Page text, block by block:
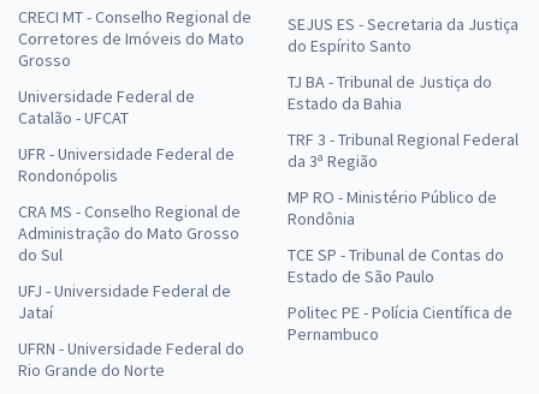
CRECI MT - Conselho Regional de
Corretores de Imóveis do Mato
Grosso
Universidade Federal de
Catalão - UFCAT
UFR - Universidade Federal de
Rondonópolis
CRA MS - Conselho Regional de
Administração do Mato Grosso
do Sul
UFJ - Universidade Federal de
Jataí
UFRN - Universidade Federal do
Rio Grande do Norte
SEJUS ES - Secretaria da Justiça
do Espírito Santo
TJ BA - Tribunal de Justiça do
Estado da Bahia
TRF 3 - Tribunal Regional Federal
da 3ª Região
MP RO - Ministério Público de
Rondônia
TCE SP - Tribunal de Contas do
Estado de São Paulo
Politec PE - Polícia Científica de
Pernambuco